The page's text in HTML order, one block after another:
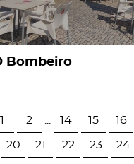
Bombeiro
1 2 14 15 16
20 21 22 23 24